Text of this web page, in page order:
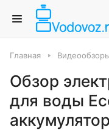
Главная
Обзор
для воды